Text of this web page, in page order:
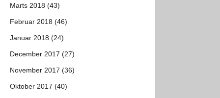
Marts 2018 (43)
Februar 2018 (46)
Januar 2018 (24)
December 2017 (27)
November 2017 (36)
Oktober 2017 (40)